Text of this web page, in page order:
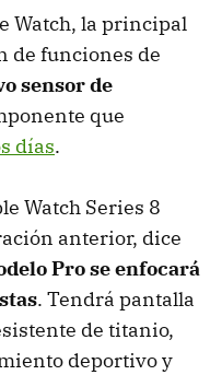
Watch, la principal
de funciones de
sensor de
que
días.
Watch Series 8
anterior, dice
Pro se enfocará
. Tendrá pantalla
de titanio,
deportivo y